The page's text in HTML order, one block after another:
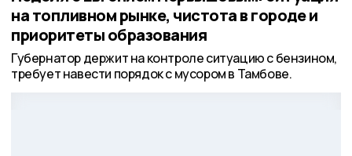
на топливном рынке, чистота в городе и
приоритеты образования
Губернатор держит на контроле ситуацию с бензином,
требует навести порядок с мусором в Тамбове.